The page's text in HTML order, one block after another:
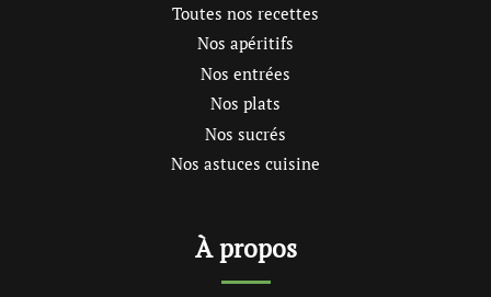
Toutes nos recettes
Nos apéritifs
Nos entrées
Nos plats
Nos sucrés
Nos astuces cuisine
À propos